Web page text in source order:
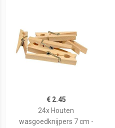
€ 2.45
24x Houten
wasgoedknijpers 7 cm -